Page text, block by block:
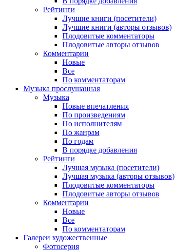
Рейтинги
Лучшие книги (посетители)
Лучшие книги (авторы отзывов)
Плодовитые комментаторы
Плодовитые авторы отзывов
Комментарии
Новые
Все
По комментаторам
Музыка прослушанная
Музыка
Новые впечатления
По произведениям
По исполнителям
По жанрам
По годам
В порядке добавления
Рейтинги
Лучшая музыка (посетители)
Лучшая музыка (авторы отзывов)
Плодовитые комментаторы
Плодовитые авторы отзывов
Комментарии
Новые
Все
По комментаторам
Галереи художественные
Фотосерия